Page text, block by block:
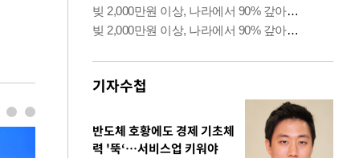
기자수첩
반도체 호황에도 경제 기초체
력 '뚝‘…서비스업 키워야